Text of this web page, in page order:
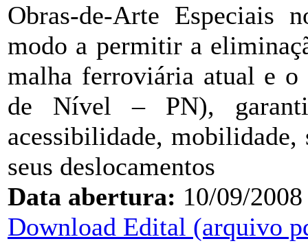
Obras-de-Arte Especiais
modo a permitir a
malha ferroviária atual e o
de Nível – PN),
acessibilidade,
seus deslocamentos
Data abertura: 10/09/2008
Download Edital (arquivo